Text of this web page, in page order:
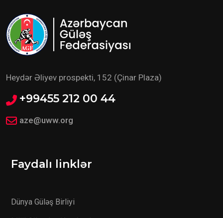
Heydər Əliyev prospekti, 152 (Çinar Plaza)
+99455 212 00 44
aze@uww.org
Faydalı linklər
Dünya Güləş Birliyi